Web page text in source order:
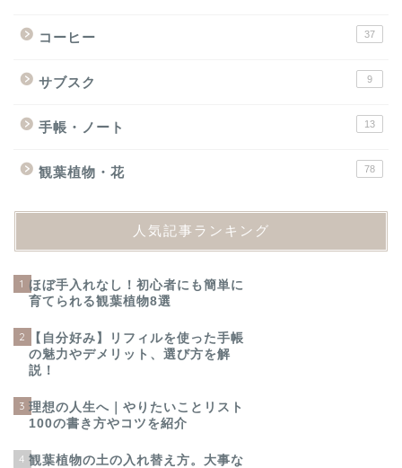
コーヒー 37
サブスク 9
手帳・ノート 13
観葉植物・花 78
人気記事ランキング
1 ほぼ手入れなし！初心者にも簡単に
育てられる観葉植物8選
2
【自分好み】リフィルを使った手帳
の魅力やデメリット、選び方を解
説！
3 理想の人生へ｜やりたいことリスト
100の書き方やコツを紹介
4 観葉植物の土の入れ替え方。大事な